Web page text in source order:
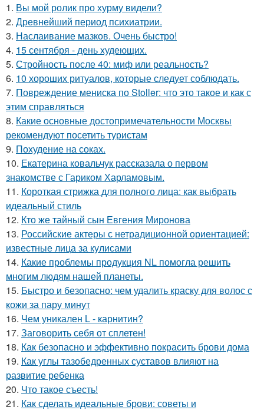
1. Вы мой ролик про хурму видели?
2. Древнейший период психиатрии.
3. Наслаивание мазков. Очень быстро!
4. 15 сентября - день худеющих.
5. Стройность после 40: миф или реальность?
6. 10 хороших ритуалов, которые следует соблюдать.
7. Повреждение мениска по Stoller: что это такое и как с
этим справляться
8. Какие основные достопримечательности Москвы
рекомендуют посетить туристам
9. Похудение на соках.
10. Екатерина ковальчук рассказала о первом
знакомстве с Гариком Харламовым.
11. Короткая стрижка для полного лица: как выбрать
идеальный стиль
12. Кто же тайный сын Евгения Миронова
13. Российские актеры с нетрадиционной ориентацией:
известные лица за кулисами
14. Какие проблемы продукция NL помогла решить
многим людям нашей планеты.
15. Быстро и безопасно: чем удалить краску для волос с
кожи за пару минут
16. Чем уникален L - карнитин?
17. Заговорить себя от сплетен!
18. Как безопасно и эффективно покрасить брови дома
19. Как углы тазобедренных суставов влияют на
развитие ребенка
20. Что такое съесть!
21. Как сделать идеальные брови: советы и